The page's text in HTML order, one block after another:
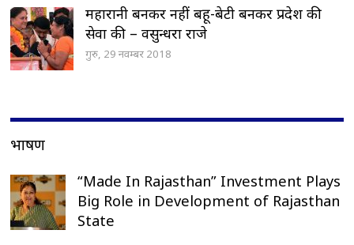
महारानी बनकर नहीं बहू-बेटी बनकर प्रदेश की
सेवा की – वसुन्धरा राजे
गुरु, 29 नवम्बर 2018
भाषण
“Made In Rajasthan” Investment Plays
Big Role in Development of Rajasthan
State